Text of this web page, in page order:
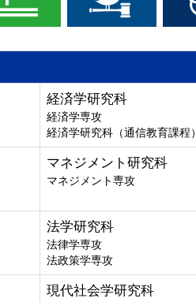
経済学研究科
経済学専攻
経済学研究科（通信教育課程）
マネジメント研究科
マネジメント専攻
法学研究科
法律学専攻
法政策学専攻
現代社会学研究科